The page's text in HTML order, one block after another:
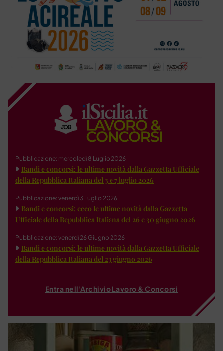
Pubblicazione: mercoledì 8 Luglio 2026
Bandi e concorsi: le ultime novità dalla Gazzetta Ufficiale
della Repubblica Italiana del 3 e 7 luglio 2026
Pubblicazione: venerdì 3 Luglio 2026
Bandi e concorsi: ecco le ultime novità dalla Gazzetta
Ufficiale della Repubblica Italiana del 26 e 30 giugno 2026
Pubblicazione: venerdì 26 Giugno 2026
Bandi e concorsi: le ultime novità dalla Gazzetta Ufficiale
della Repubblica Italiana del 23 giugno 2026
Entra nell'Archivio Lavoro & Concorsi